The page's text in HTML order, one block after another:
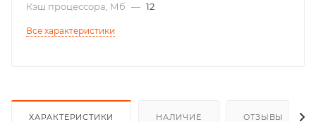
Кэш процессора, Мб — 12
Все характеристики
ХАРАКТЕРИСТИКИ НАЛИЧИЕ ОТЗЫВЫ